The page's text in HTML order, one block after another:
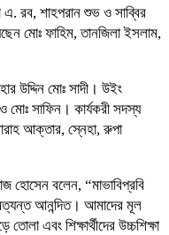
এ. রব, শাহপরান শুভ ও সাব্বির
মোঃ ফাহিম, তানজিলা ইসলাম,
উদ্দিন মোঃ সাদী। উইং
মোঃ সাফিন। কার্যকরী সদস্য
আক্তার, স্নেহা, রুপা
হোসেন বলেন, “মাভাবিপ্রবি
আনন্দিত। আমাদের মূল
এবং শিক্ষার্থীদের উচ্চশিক্ষা